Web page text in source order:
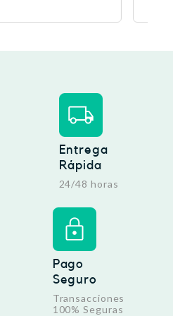
Entrega
Rápida
24/48 horas
Pago
Seguro
Transacciones
100% Seguras